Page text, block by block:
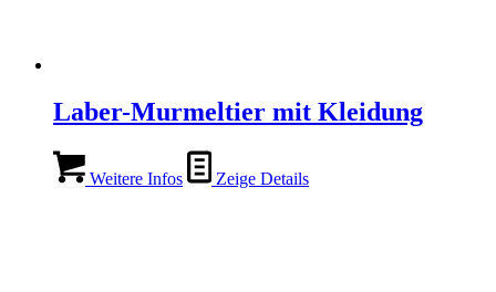
Laber-Murmeltier mit Kleidung
Weitere Infos Zeige Details